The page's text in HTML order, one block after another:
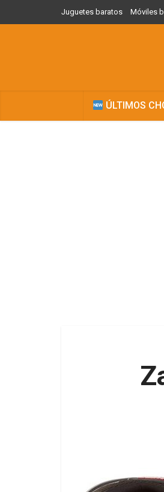
Juguetes baratos Móviles
ÚLTIMOS